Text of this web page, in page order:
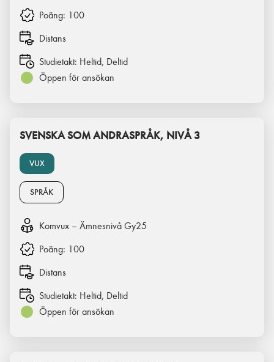
Poäng: 100
Distans
Studietakt: Heltid, Deltid
Öppen för ansökan
VUX
SVENSKA SOM ANDRASPRÅK, NIVÅ 3
SPRÅK
Komvux – Ämnesnivå Gy25
Poäng: 100
Distans
Studietakt: Heltid, Deltid
Öppen för ansökan